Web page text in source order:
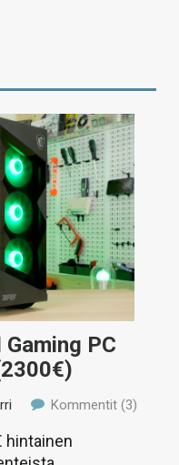
PC
Kommentit (3)
hintainen